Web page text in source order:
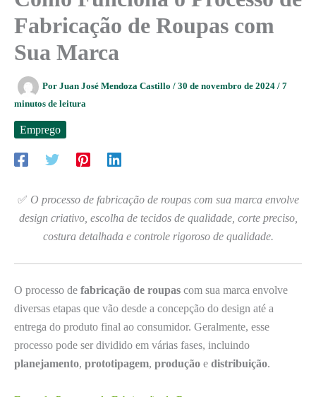
Fabricação de Roupas com
Sua Marca
Por Juan José Mendoza Castillo / 30 de novembro de 2024 / 7
minutos de leitura
Emprego
✅ O processo de fabricação de roupas com sua marca envolve
design criativo, escolha de tecidos de qualidade, corte preciso,
costura detalhada e controle rigoroso de qualidade.
O processo de fabricação de roupas com sua marca envolve
diversas etapas que vão desde a concepção do design até a
entrega do produto final ao consumidor. Geralmente, esse
processo pode ser dividido em várias fases, incluindo
planejamento, prototipagem, produção e distribuição.